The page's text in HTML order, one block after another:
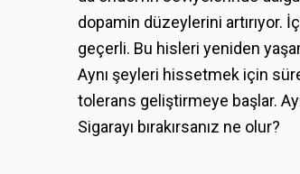
dopamin düzeylerini artırıyor.
geçerli. Bu hisleri yeniden
Aynı şeyleri hissetmek için
tolerans geliştirmeye başlar.
Sigarayı bırakırsanız ne olur?